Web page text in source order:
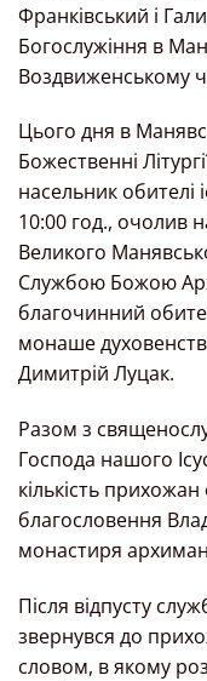
Франківський і
Богослужіння в
Воздвиженському
Цього дня в
Божественні
насельник обителі
10:00 год., очолив
Великого
Службою Божою
благочинний
монаше
Димитрій Луцак.
Разом з
Господа нашого
кількість
благословення
монастиря
Після відпусту
звернувся до
словом, в якому